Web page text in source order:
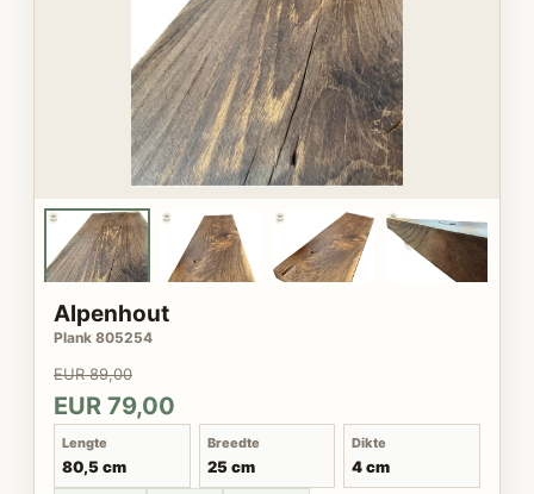
Alpenhout
Plank 805254
EUR 89,00
EUR 79,00
Lengte
80,5 cm
Breedte
25 cm
Dikte
4 cm